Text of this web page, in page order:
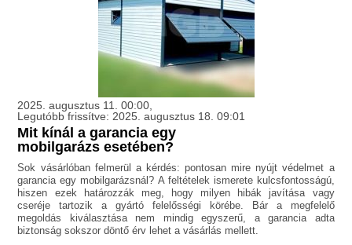
2025. augusztus 11. 00:00,
Legutóbb frissítve: 2025. augusztus 18. 09:01
Mit kínál a garancia egy
mobilgarázs esetében?
Sok vásárlóban felmerül a kérdés: pontosan mire nyújt védelmet a
garancia egy mobilgarázsnál? A feltételek ismerete kulcsfontosságú,
hiszen ezek határozzák meg, hogy milyen hibák javítása vagy
cseréje tartozik a gyártó felelősségi körébe. Bár a megfelelő
megoldás kiválasztása nem mindig egyszerű, a garancia adta
biztonság sokszor döntő érv lehet a vásárlás mellett.